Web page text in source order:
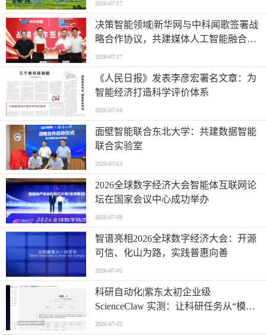
2026-07-17
决策智能领域|新华网与中科闻歌签署战
略合作协议，共建媒体人工智能融合应
2026-07-17
《人民日报》发表李彦宏署名文章：为
智能经济打造科学评价体系
2026-07-16
面壁智能联合东北大学：共建数据智能
联合实验室
2026-07-13
2026全球数字经济大会智能体互联网论
坛在国家会议中心成功举办
2026-07-08
智谱亮相2026全球数字经济大会：开源
可信、化山为路，实践普惠向善
2026-07-05
科研自动化|紫东太初企业级
ScienceClaw 实测：让科研任务从“模糊
提问”走向“精准执行”
2026-07-02